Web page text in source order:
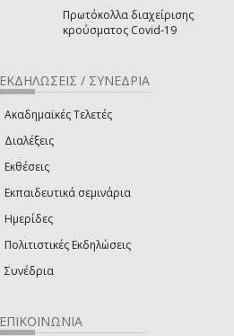
Πρωτόκολλα διαχείρισης
κρούσματος Covid-19
ΕΚΔΗΛΩΣΕΙΣ / ΣΥΝΕΔΡΙΑ
Ακαδημαϊκές Τελετές
Διαλέξεις
Εκθέσεις
Εκπαιδευτικά σεμινάρια
Ημερίδες
Πολιτιστικές Εκδηλώσεις
Συνέδρια
ΕΠΙΚΟΙΝΩΝΙΑ